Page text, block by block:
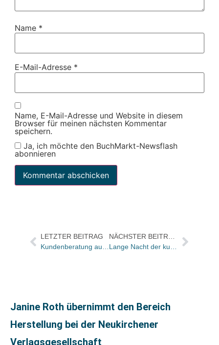
Name *
E-Mail-Adresse *
Name, E-Mail-Adresse und Website in diesem
Browser für meinen nächsten Kommentar
speichern.
Ja, ich möchte den BuchMarkt-Newsflash
abonnieren
LETZTER BEITRAG
Janine Roth übernimmt den Bereich
Herstellung bei der Neukirchener
Verlagsgesellschaft